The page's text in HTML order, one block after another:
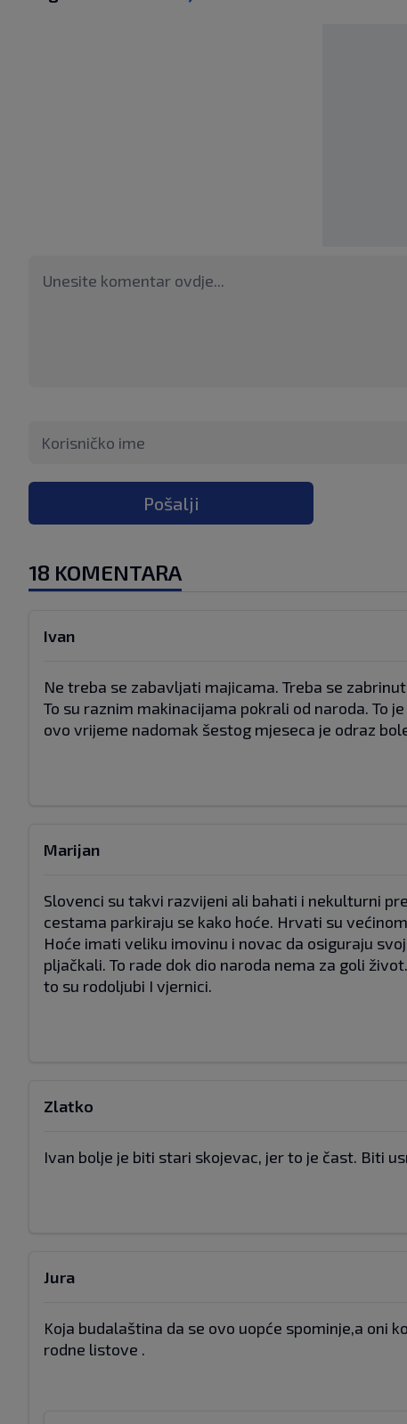
Pošalji
18 KOMENTARA
Ivan
Ne treba se zabavljati majicama. Treba se
To su raznim makinacijama pokrali od naroda. To
ovo vrijeme nadomak šestog mjeseca je odraz
Marijan
Slovenci su takvi razvijeni ali bahati i nekulturni
cestama parkiraju se kako hoće. Hrvati su
Hoće imati veliku imovinu i novac da osiguraju
pljačkali. To rade dok dio naroda nema za goli
to su rodoljubi I vjernici.
Zlatko
Ivan bolje je biti stari skojevac, jer to je čast. Biti
Jura
Koja budalaština da se ovo uopće spominje,a oni
rodne listove .